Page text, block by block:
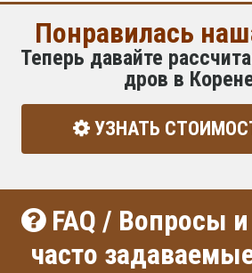
Понравилась
Теперь давайте
дров в
УЗНАТЬ
FAQ / Вопросы
часто